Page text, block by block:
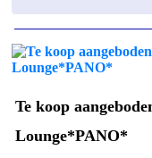
Te koop
Lounge*PANO*